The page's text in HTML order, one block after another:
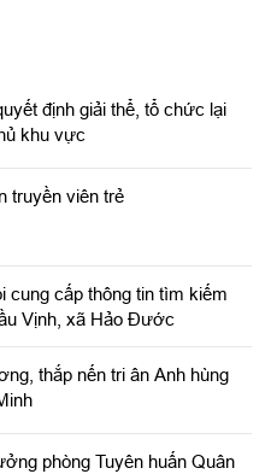
định giải thể, tổ chức lại
khu vực
truyền viên trẻ
cung cấp thông tin tìm kiếm
Vịnh, xã Hảo Đước
thắp nến tri ân Anh hùng
phòng Tuyên huấn Quân